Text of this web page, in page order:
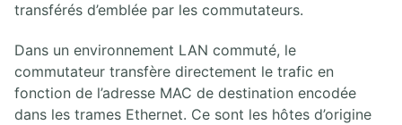
transférés d’emblée par les commutateurs.
Dans un environnement LAN commuté, le
commutateur transfère directement le trafic en
fonction de l’adresse MAC de destination encodée
dans les trames Ethernet. Ce sont les hôtes d’origine